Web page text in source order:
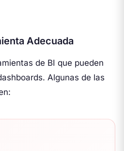
Adecuada
de BI que pueden
Algunas de las